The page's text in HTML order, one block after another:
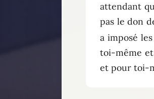
attendant
pas le don
a imposé
toi-même
et pour toi-